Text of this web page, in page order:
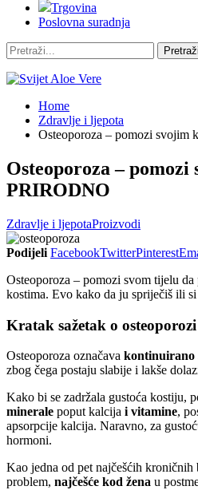
Trgovina
Poslovna suradnja
Home
Zdravlje i ljepota
Osteoporoza – pomozi svojim
Osteoporoza –
PRIRODNO
Zdravlje i ljepotaProizvodi
Podijeli FacebookTwitterPinterest
Osteoporoza – pomozi svom tijelu
kostima. Evo kako da ju spriječiš ili
Kratak sažetak o osteoporozi
Osteoporoza označava kontinuirano
zbog čega postaju slabije i lakše
Kako bi se zadržala gustoća kostiju,
minerale poput kalcija i vitamine,
apsorpcije kalcija. Naravno, za
hormoni.
Kao jedna od pet najčešćih kroničnih
problem, najčešće kod žena u